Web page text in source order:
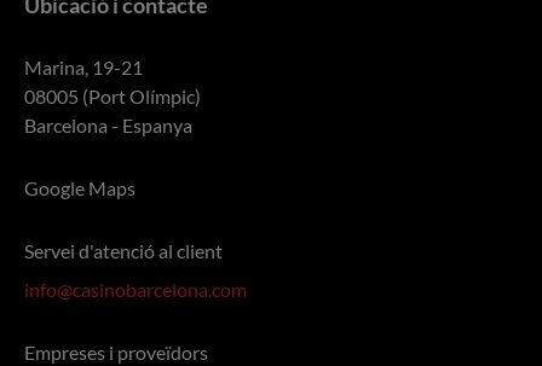
Marina, 19-21
08005 (Port Olímpic)
Barcelona - Espanya
Google Maps
Servei d'atenció al client
info@casinobarcelona.com
Empreses i proveïdors